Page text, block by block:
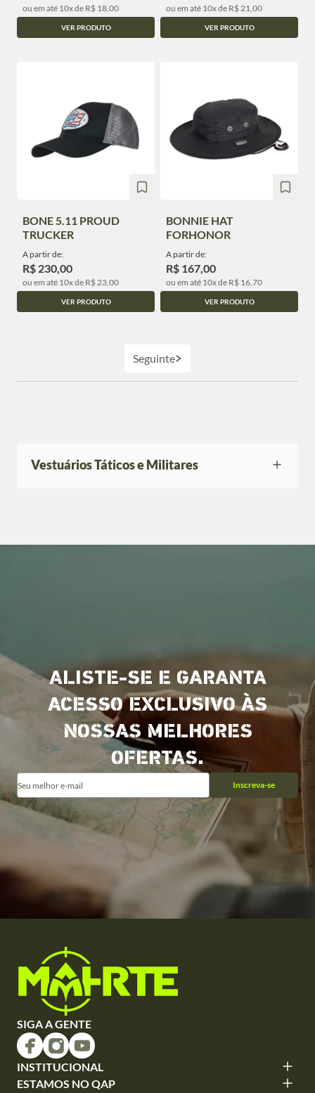
ou em até 10x de R$ 18,00
VER PRODUTO
ou em até 10x de R$ 21,00
VER PRODUTO
BONE 5.11 PROUD
TRUCKER
A partir de:
R$ 230,00
ou em até 10x de R$ 23,00
VER PRODUTO
BONNIE HAT
FORHONOR
A partir de:
R$ 167,00
ou em até 10x de R$ 16,70
VER PRODUTO
Seguinte
Vestuários Táticos e Militares
ALISTE-SE E GARANTA
ACESSO EXCLUSIVO ÀS
NOSSAS MELHORES
OFERTAS.
Inscreva-se
SIGA A GENTE
INSTITUCIONAL
ESTAMOS NO QAP